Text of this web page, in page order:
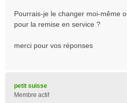
Pourrais-je le changer moi-même
pour la remise en service ?
merci pour vos réponses
petit suisse
Membre actif